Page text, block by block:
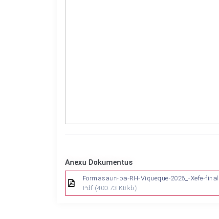
Anexu Dokumentus
Formasaun-ba-RH-Viqueque-2026_-Xefe-
Pdf (400.73 KBkb)